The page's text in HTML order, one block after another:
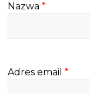
Nazwa*
Adres email*